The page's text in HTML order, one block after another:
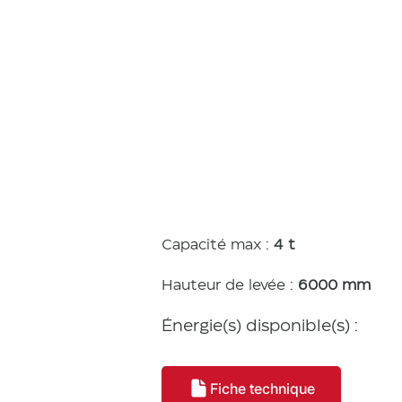
Capacité max : 4 t
Hauteur de levée : 6000 mm
Énergie(s) disponible(s) :
Fiche technique